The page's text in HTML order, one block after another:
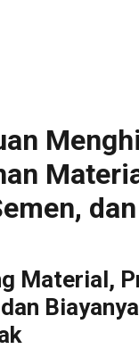
Material,
Biayanya